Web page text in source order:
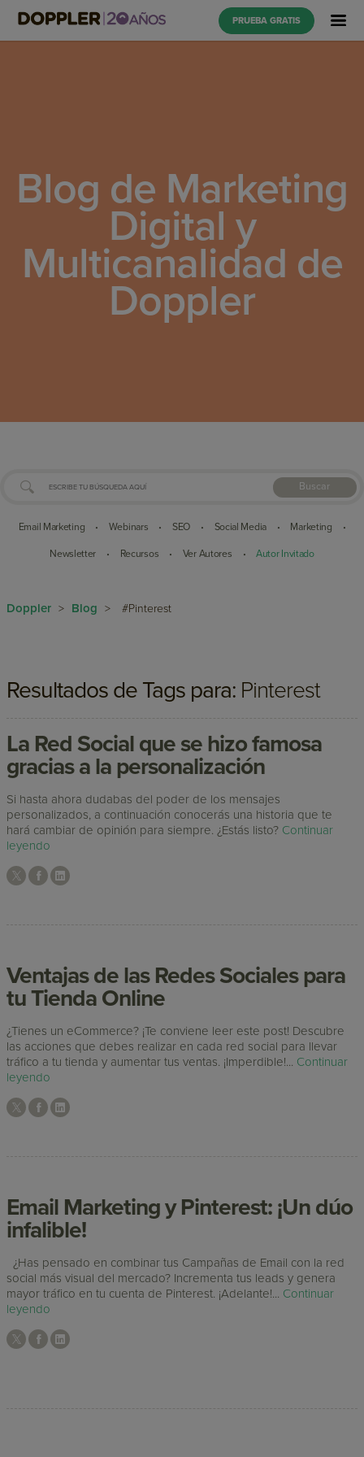
PRUEBA GRATIS
Blog de Marketing
Digital y
Multicanalidad de
Doppler
Buscar
Email Marketing • Webinars • SEO • Social Media • Marketing •
Newsletter • Recursos • Ver Autores • Autor Invitado
Doppler > Blog > #Pinterest
Resultados de Tags para: Pinterest
La Red Social que se hizo famosa
gracias a la personalización
Si hasta ahora dudabas del poder de los mensajes
personalizados, a continuación conocerás una historia que te
hará cambiar de opinión para siempre. ¿Estás listo? Continuar
leyendo
Ventajas de las Redes Sociales para
tu Tienda Online
¿Tienes un eCommerce? ¡Te conviene leer este post! Descubre
las acciones que debes realizar en cada red social para llevar
tráfico a tu tienda y aumentar tus ventas. ¡Imperdible!... Continuar
leyendo
Email Marketing y Pinterest: ¡Un dúo
infalible!
¿Has pensado en combinar tus Campañas de Email con la red
social más visual del mercado? Incrementa tus leads y genera
mayor tráfico en tu cuenta de Pinterest. ¡Adelante!... Continuar
leyendo